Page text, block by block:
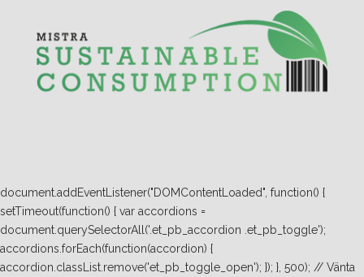
document.addEventListener("DOMContentLoaded", function() {
setTimeout(function() { var accordions =
document.querySelectorAll('.et_pb_accordion .et_pb_toggle');
accordions.forEach(function(accordion) {
accordion.classList.remove('et_pb_toggle_open'); }); }, 500); // Vänta